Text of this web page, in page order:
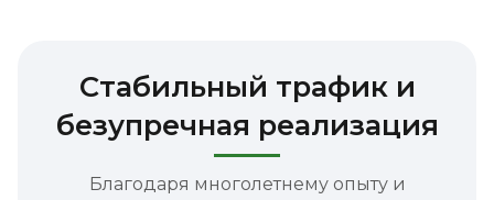
Стабильный трафик и
безупречная реализация
Благодаря многолетнему опыту и